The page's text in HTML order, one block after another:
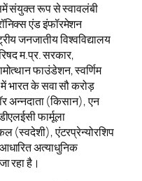
संयुक्त रूप से स्वावलंबी
एंड इंफॉरमेशन
जनजातीय विश्वविद्यालय
म.प्र. सरकार,
फाउंडेशन, स्वर्णिम
भारत के सवा सौ करोड़
अन्नदाता (किसान), एन
फार्मूला
(स्वदेशी), एंटरप्रेन्योरशिप
अत्याधुनिक
रहा है।